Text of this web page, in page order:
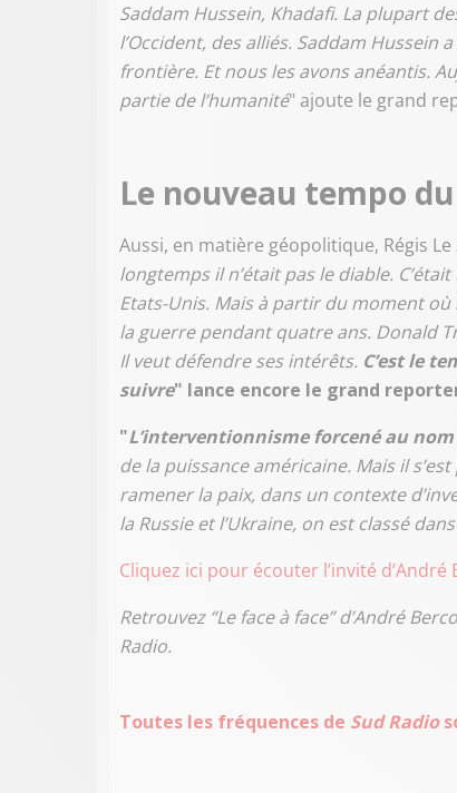
Saddam Hussein, Khadafi. La plupart
l’Occident, des alliés. Saddam Hussein
frontière. Et nous les avons anéantis.
partie de l’humanité" ajoute le grand
Le nouveau tempo
Aussi, en matière géopolitique, Régis
longtemps il n’était pas le diable.
Etats-Unis. Mais à partir du moment où
la guerre pendant quatre ans. Donald
Il veut défendre ses intérêts. C’est le
suivre" lance encore le grand
"L’interventionnisme forcené au nom
de la puissance américaine. Mais il
ramener la paix, dans un contexte
la Russie et l’Ukraine, on est classé
Cliquez ici pour écouter l’invité
Retrouvez “Le face à face” d’André
Radio.
Toutes les fréquences de Sud Radio